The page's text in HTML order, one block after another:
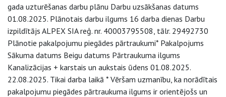
gada uzturēšanas darbu plānu Darbu uzsākšanas datums
01.08.2025. Plānotais darbu ilgums 16 darba dienas Darbu
izpildītājs ALPEX SIA reģ. nr. 40003795508, tālr. 29492730
Plānotie pakalpojumu piegādes pārtraukumi* Pakalpojums
Sākuma datums Beigu datums Pārtraukuma ilgums
Kanalizācijas + karstais un aukstais ūdens 01.08.2025.
22.08.2025. Tikai darba laikā * Vēršam uzmanību, ka norādītais
pakalpojumu piegādes pārtraukuma ilgums ir orientējošs un